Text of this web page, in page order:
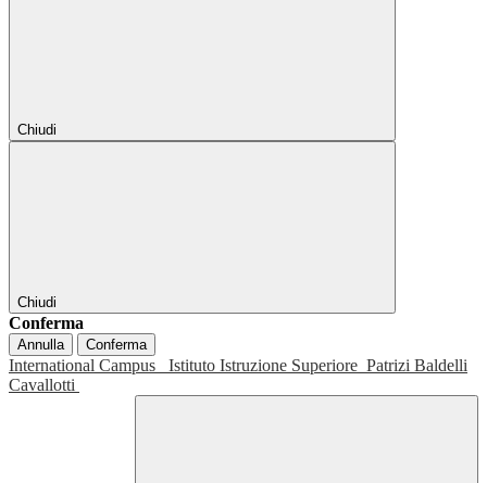
Chiudi
Chiudi
Conferma
Annulla Conferma
International Campus Istituto Istruzione Superiore Patrizi Baldelli
Cavallotti